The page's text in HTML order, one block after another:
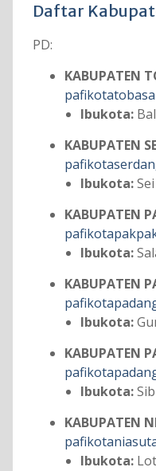
Daftar
PD:
KABUPATEN
Ibukota:
KABUPATEN
Ibukota:Sei
KABUPATEN
Ibukota:
KABUPATEN
Ibukota:
KABUPATEN
Ibukota:
KABUPATEN
Ibukota: